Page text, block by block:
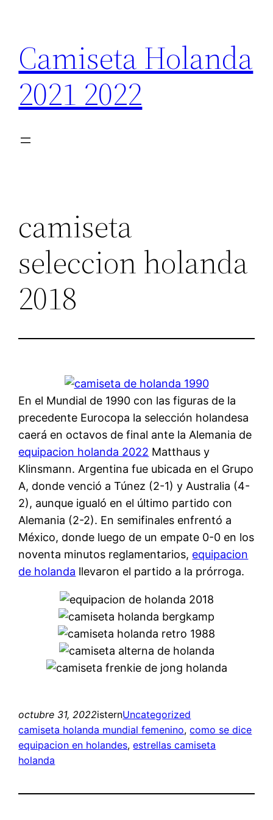
contenido
Camiseta Holanda
2021 2022
camiseta
seleccion holanda
2018
En el Mundial de 1990 con las figuras de la
precedente Eurocopa la selección holandesa
caerá en octavos de final ante la Alemania de
equipacion holanda 2022 Matthaus y
Klinsmann. Argentina fue ubicada en el Grupo
A, donde venció a Túnez (2-1) y Australia (4-
2), aunque igualó en el último partido con
Alemania (2-2). En semifinales enfrentó a
México, donde luego de un empate 0-0 en los
noventa minutos reglamentarios, equipacion
de holanda llevaron el partido a la prórroga.
octubre 31, 2022isternUncategorized
camiseta holanda mundial femenino, como se dice
equipacion en holandes, estrellas camiseta
holanda